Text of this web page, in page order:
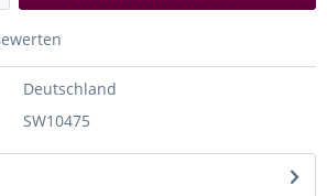
Deutschland
SW10475